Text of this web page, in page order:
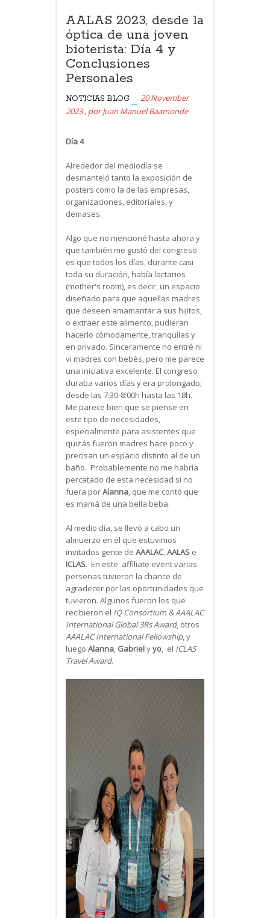
AALAS 2023, desde la
óptica de una joven
bioterista: Día 4 y
Conclusiones
Personales
NOTICIAS BLOG
20 November
2023 , porJuan Manuel Baamonde
Día 4
Alrededor del mediodía se
desmanteló tanto la exposición de
posters como la de las empresas,
organizaciones, editoriales, y
demases.
Algo que no mencioné hasta ahora y
que también me gustó del congreso
es que todos los días, durante casi
toda su duración, había lactarios
(mother's room), es decir, un espacio
diseñado para que aquellas madres
que deseen amamantar a sus hijitos,
o extraer este alimento, pudieran
hacerlo cómodamente, tranquilas y
en privado. Sinceramente no entré ni
vi madres con bebés, pero me parece
una iniciativa excelente. El congreso
duraba varios días y era prolongado;
desde las 7:30-8:00h hasta las 18h.
Me parece bien que se piense en
este tipo de necesidades,
especialmente para asistentes que
quizás fueron madres hace poco y
precisan un espacio distinto al de un
baño. Probablemente no me habría
percatado de esta necesidad si no
fuera porAlanna, que me contó que
es mamá de una bella beba.
Al medio día, se llevó a cabo un
almuerzo en el que estuvimos
invitados gente de AAALAC,AALAS e
ICLAS. En este affiliate event varias
personas tuvieron la chance de
agradecer por las oportunidades que
tuvieron. Algunos fueron los que
recibieron el IQ Consortium & AAALAC
International Global 3Rs Award, otros
AAALAC International Fellowship, y
luego Alanna, Gabrielyyo, el ICLAS
Travel Award.